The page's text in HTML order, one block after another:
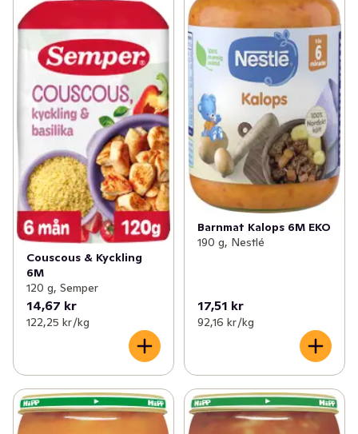
Couscous & Kyckling
6M
120 g, Semper
14,67 kr
122,25 kr /kg
Barnmat Kalops 6M EKO
190 g, Nestlé
17,51 kr
92,16 kr /kg